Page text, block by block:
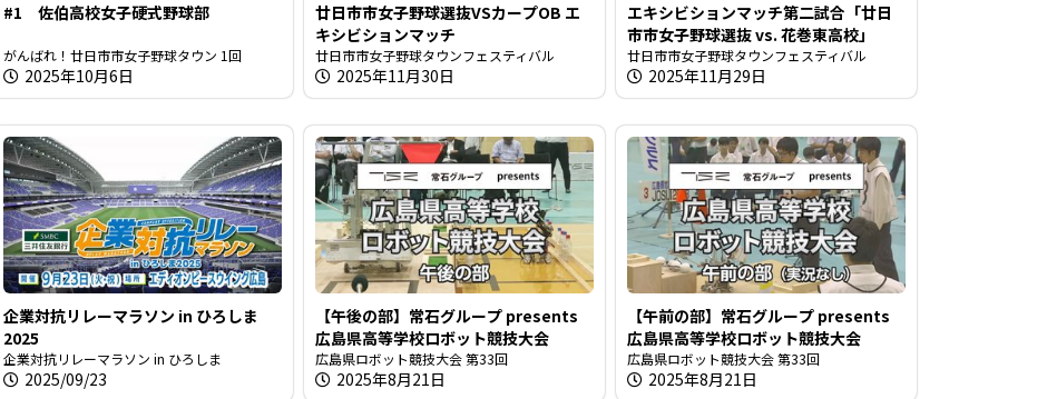
#1 佐伯高校女子硬式野球部
がんばれ！廿日市市女子野球タウン 1回
2025年10月6日
廿日市市女子野球選抜VSカープOB エ
キシビションマッチ
廿日市市女子野球タウンフェスティバル
2025年11月30日
エキシビションマッチ第二試合「廿日
市市女子野球選抜 vs. 花巻東高校」
廿日市市女子野球タウンフェスティバル
2025年11月29日
企業対抗リレーマラソン in ひろしま
2025
企業対抗リレーマラソン in ひろしま
2025/09/23
【午後の部】常石グループ presents
広島県高等学校ロボット競技大会
広島県ロボット競技大会 第33回
2025年8月21日
【午前の部】常石グループ presents
広島県高等学校ロボット競技大会
広島県ロボット競技大会 第33回
2025年8月21日